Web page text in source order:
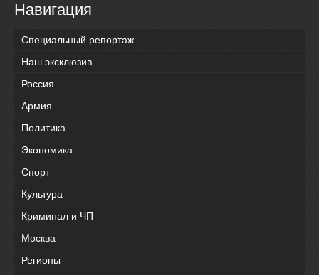
Навигация
Специальный репортаж
Наш эксклюзив
Россия
Армия
Политика
Экономика
Спорт
Культура
Криминал и ЧП
Москва
Регионы